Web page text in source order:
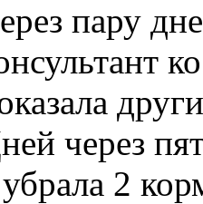
пару
через
2